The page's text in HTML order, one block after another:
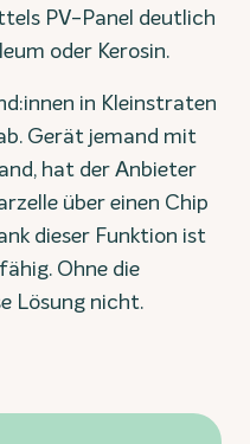
PV-Panel deutlich
oder Kerosin.
in Kleinstraten
Gerät jemand mit
hat der Anbieter
über einen Chip
dieser Funktion ist
Ohne die
Lösung nicht.